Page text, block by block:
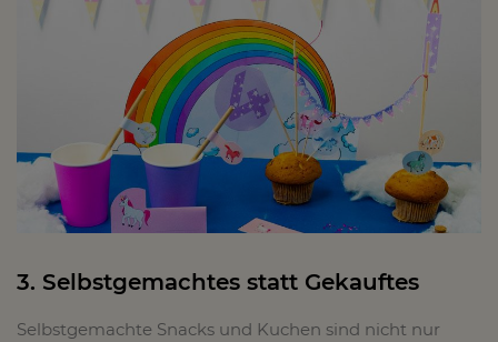
3. Selbstgemachtes statt Gekauftes
Selbstgemachte Snacks und Kuchen sind nicht nur